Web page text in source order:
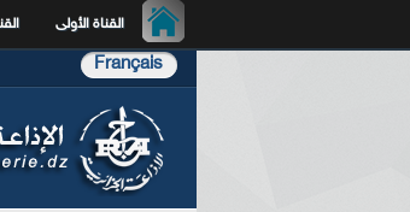
القناة الأولى
Français